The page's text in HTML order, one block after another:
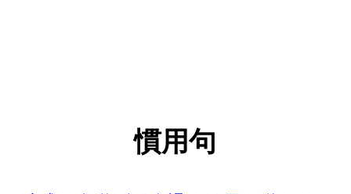
慣用句